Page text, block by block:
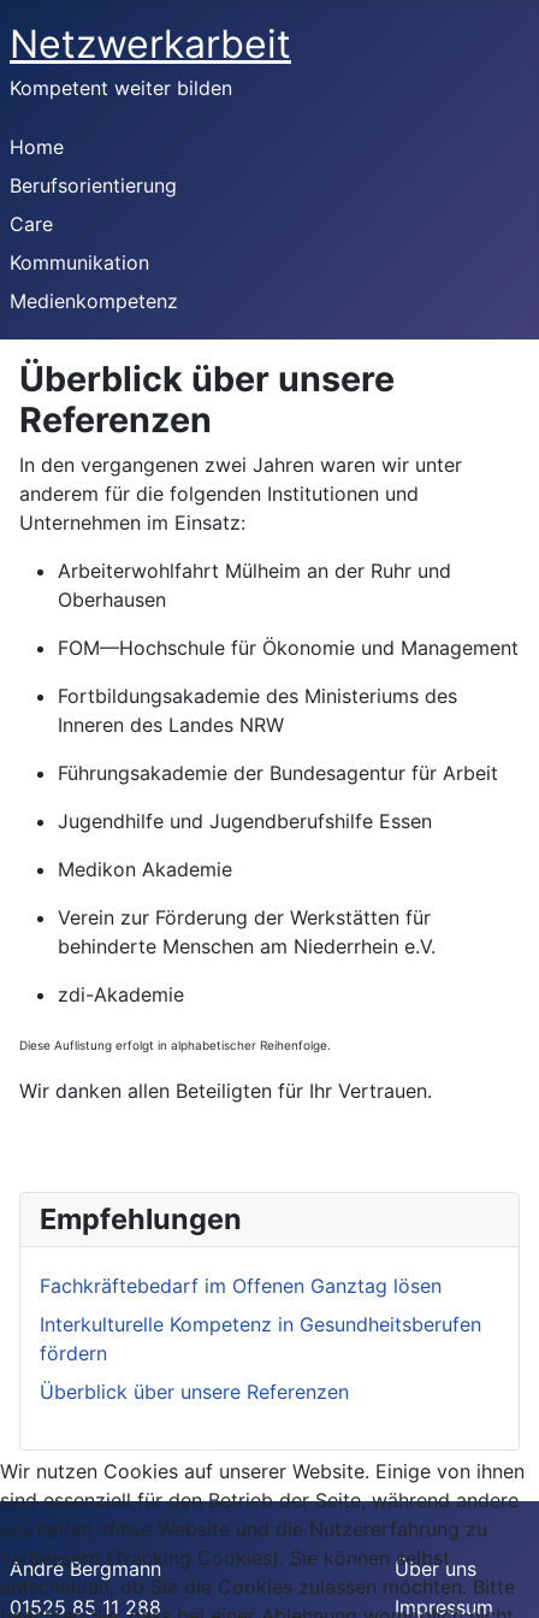
Netzwerkarbeit
Kompetent weiter bilden
Home
Berufsorientierung
Care
Kommunikation
Medienkompetenz
Überblick über unsere
Referenzen
In den vergangenen zwei Jahren waren wir unter
anderem für die folgenden Institutionen und
Unternehmen im Einsatz:
Arbeiterwohlfahrt Mülheim an der Ruhr und
Oberhausen
FOM—Hochschule für Ökonomie und Management
Fortbildungsakademie des Ministeriums des
Inneren des Landes NRW
Führungsakademie der Bundesagentur für Arbeit
Jugendhilfe und Jugendberufshilfe Essen
Medikon Akademie
Verein zur Förderung der Werkstätten für
behinderte Menschen am Niederrhein e.V.
zdi-Akademie
Diese Auflistung erfolgt in alphabetischer Reihenfolge.
Wir danken allen Beteiligten für Ihr Vertrauen.
Empfehlungen
Fachkräftebedarf im Offenen Ganztag lösen
Interkulturelle Kompetenz in Gesundheitsberufen
fördern
Überblick über unsere Referenzen
André Bergmann
01525 85 11 288
Über uns
Impressum
Wir nutzen Cookies auf unserer Website. Einige von ihnen
sind essenziell für den Betrieb der Seite, während andere
uns helfen, diese Website und die Nutzererfahrung zu
verbessern (Tracking Cookies). Sie können selbst
entscheiden, ob Sie die Cookies zulassen möchten. Bitte